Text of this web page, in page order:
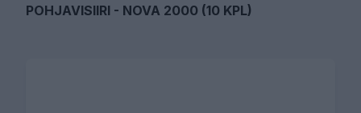
POHJAVISIIRI - NOVA 2000 (10 KPL)